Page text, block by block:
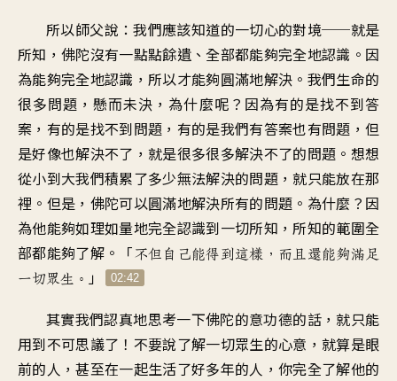
所以師父說：我們應該知道的一切心的對境──就是
所知，佛陀沒有一點點餘遺、全部都能夠完全地認識。因
為能夠完全地認識，所以才能夠圓滿地解決。我們生命的
很多問題，懸而未決，為什麼呢？因為有的是找不到答
案，有的是找不到問題，有的是我們有答案也有問題，但
是好像也解決不了，就是很多很多解決不了的問題。想想
從小到大我們積累了多少無法解決的問題，就只能放在那
裡。但是，佛陀可以圓滿地解決所有的問題。為什麼？因
為他能夠如理如量地完全認識到一切所知，所知的範圍全
部都能夠了解。「 不但自己能得到這樣，而且還能夠滿足
一切眾生。
」 02:42
其實我們認真地思考一下佛陀的意功德的話，就只能
用到不可思議了！不要說了解一切眾生的心意，就算是眼
前的人，甚至在一起生活了好多年的人，你完全了解他的